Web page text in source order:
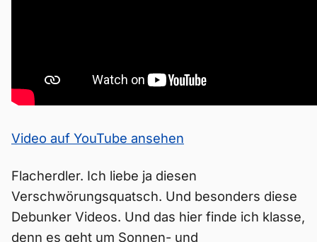
Video auf YouTube ansehen
Flacherdler. Ich liebe ja diesen
Verschwörungsquatsch. Und besonders diese
Debunker Videos. Und das hier finde ich klasse,
denn es geht um Sonnen- und